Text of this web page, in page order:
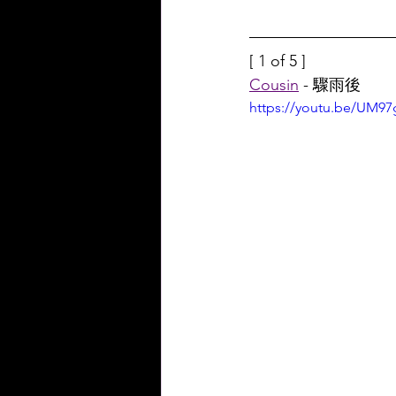
[ 1 of 5 ]
Cousin - 驟雨後
https://youtu.be/